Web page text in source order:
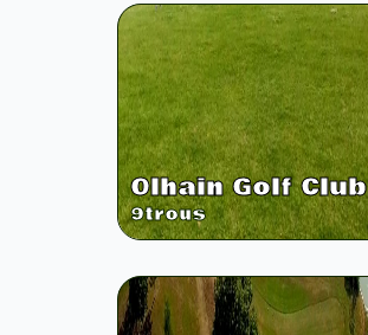
Olhain Golf Club
9trous